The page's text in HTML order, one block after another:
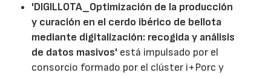
'DIGILLOTA_Optimización de la producción
y curación en el cerdo ibérico de bellota
mediante digitalización: recogida y análisis
de datos masivos' está impulsado por el
consorcio formado por el clúster i+Porc y